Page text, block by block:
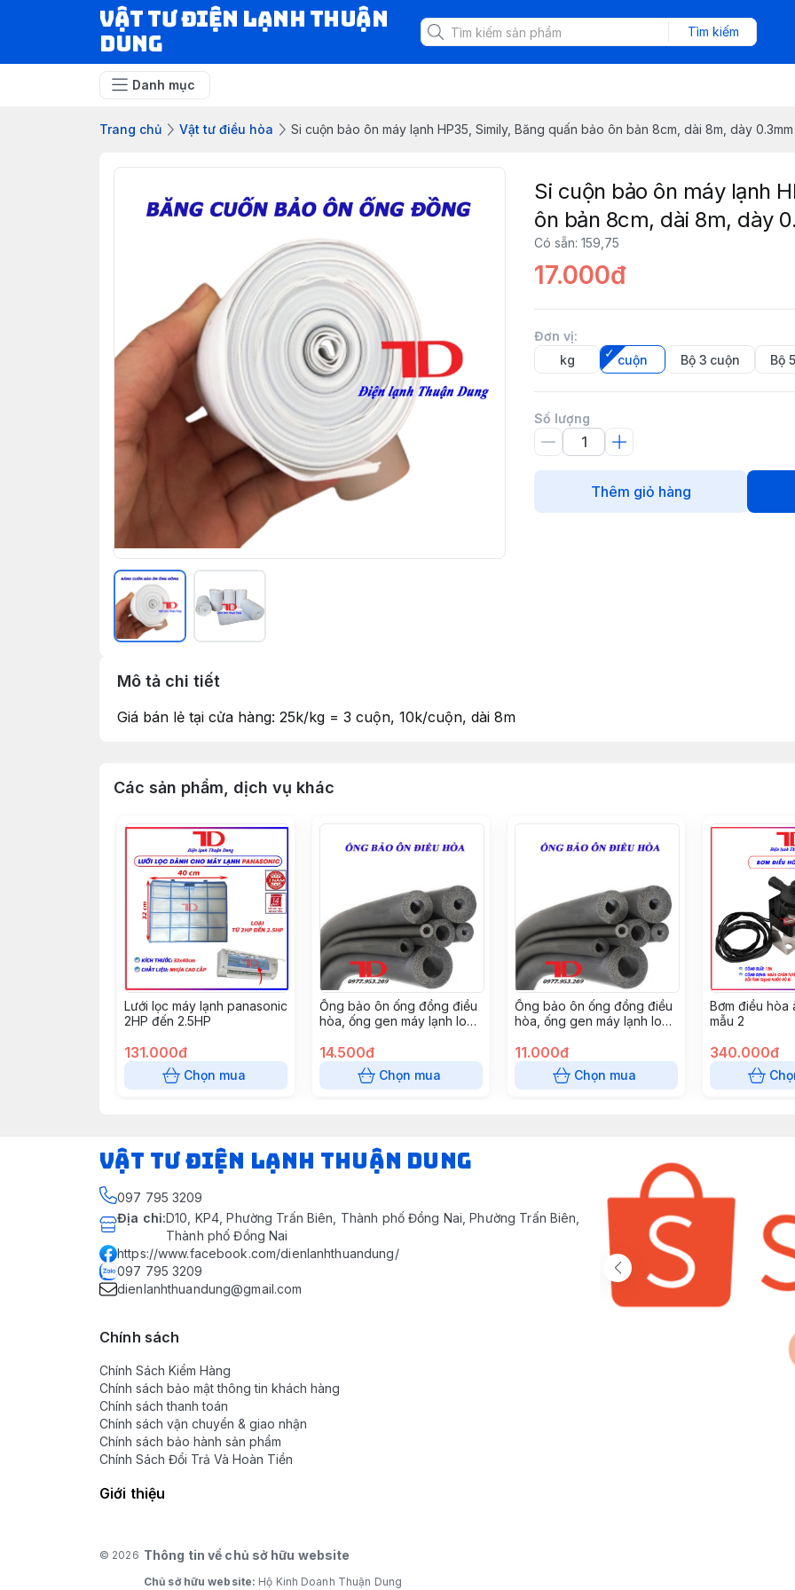
VẬT TƯ ĐIỆN LẠNH THUẬN
DUNG
Tìm kiếm
Danh mục
Trang chủ Vật tư điều hòa Si cuộn bảo ôn máy lạnh HP35, Simily, Băng quấn bảo ôn bản 8cm, dài 8m, dày 0.3mm
Si cuộn bảo ôn máy lạnh
ôn bản 8cm, dài 8m, dày
Có sẵn: 159,75
17.000đ
Đơn vị:
kg
cuộn Bộ 3 cuộn Bộ
Số lượng
Thêm giỏ hàng
Mô tả chi tiết
Giá bán lẻ tại cửa hàng: 25k/kg = 3 cuộn, 10k/cuộn, dài 8m
Các sản phẩm, dịch vụ khác
Lưới lọc máy lạnh panasonic
2HP đến 2.5HP
131.000đ
Chọn mua
Ống bảo ôn ống đồng điều
hòa, ống gen máy lạnh loại
2 mét
14.500đ
Chọn mua
Ống bảo ôn ống đồng điều
hòa, ống gen máy lạnh loại
2 mét
11.000đ
Chọn mua
Bơm điều hòa
mẫu 2
340.000đ
VẬT TƯ ĐIỆN LẠNH THUẬN DUNG
097 795 3209
Địa chỉ:D10, KP4, Phường Trấn Biên, Thành phố Đồng Nai, Phường Trấn Biên,
Thành phố Đồng Nai
https://www.facebook.com/dienlanhthuandung/
097 795 3209
dienlanhthuandung@gmail.com
Chính sách
Chính Sách Kiểm Hàng
Chính sách bảo mật thông tin khách hàng
Chính sách thanh toán
Chính sách vận chuyển & giao nhận
Chính sách bảo hành sản phẩm
Chính Sách Đổi Trả Và Hoàn Tiền
Giới thiệu
© 2026 Thông tin về chủ sở hữu website
Chủ sở hữu website: Hộ Kinh Doanh Thuận Dung